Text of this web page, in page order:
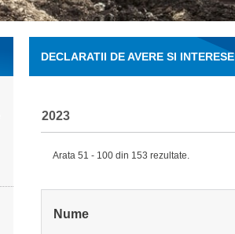
DECLARATII DE AVERE SI INTERESE
2023
Arata 51 - 100 din 153 rezultate.
Nume